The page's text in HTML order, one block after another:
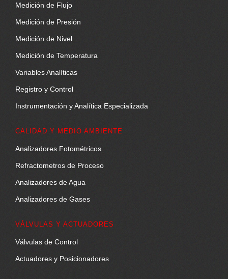
Medición de Flujo
Medición de Presión
Medición de Nivel
Medición de Temperatura
Variables Analíticas
Registro y Control
Instrumentación y Analítica Especializada
CALIDAD Y MEDIO AMBIENTE
Analizadores Fotométricos
Refractometros de Proceso
Analizadores de Agua
Analizadores de Gases
VÁLVULAS Y ACTUADORES
Válvulas de Control
Actuadores y Posicionadores